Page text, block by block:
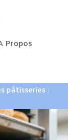
Propos
pâtisseries :